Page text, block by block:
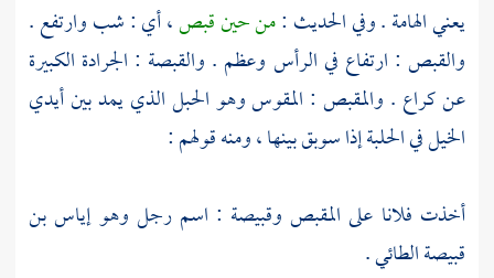
يعني الهامة . وفي الحديث :من حين قبص، أي : شب وارتفع .
والقبص : ارتفاع في الرأس وعظم . والقبصة : الجرادة الكبيرة
عنكراع . والمقبص : المقوس وهو الحبل الذي يمد بين أيدي
الخيل في الحلبة إذا سوبق بينها ، ومنه قولهم :
أخذت فلانا على المقبص وقبيصة : اسم رجل وهو إياس بن
قبيصة الطائي.